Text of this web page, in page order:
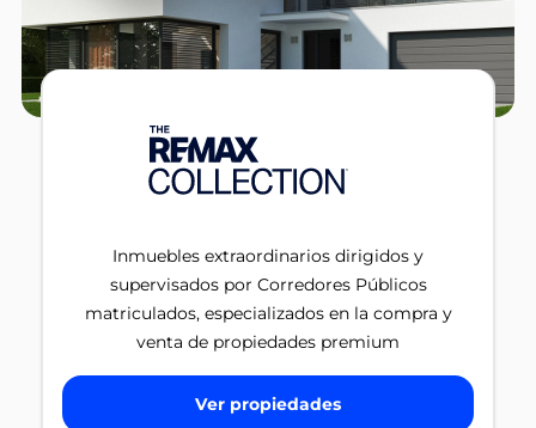
Inmuebles extraordinarios dirigidos y
supervisados por Corredores Públicos
matriculados, especializados en la compra y
venta de propiedades premium
Ver propiedades